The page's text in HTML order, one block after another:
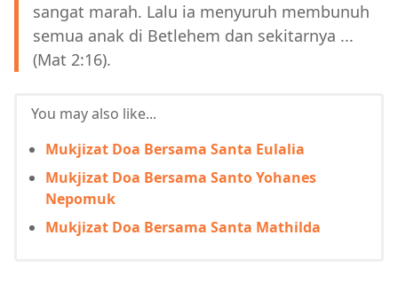
sangat marah. Lalu ia menyuruh membunuh
semua anak di Betlehem dan sekitarnya ...
(Mat 2:16).
You may also like...
Mukjizat Doa Bersama Santa Eulalia
Mukjizat Doa Bersama Santo Yohanes
Nepomuk
Mukjizat Doa Bersama Santa Mathilda